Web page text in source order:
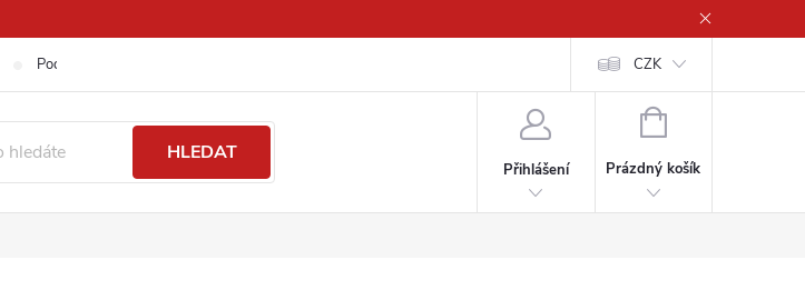
Podmínky ochrany osobních údajů CZK
HLEDAT
Přihlášení
NÁKUPNÍ
Prázdný košík